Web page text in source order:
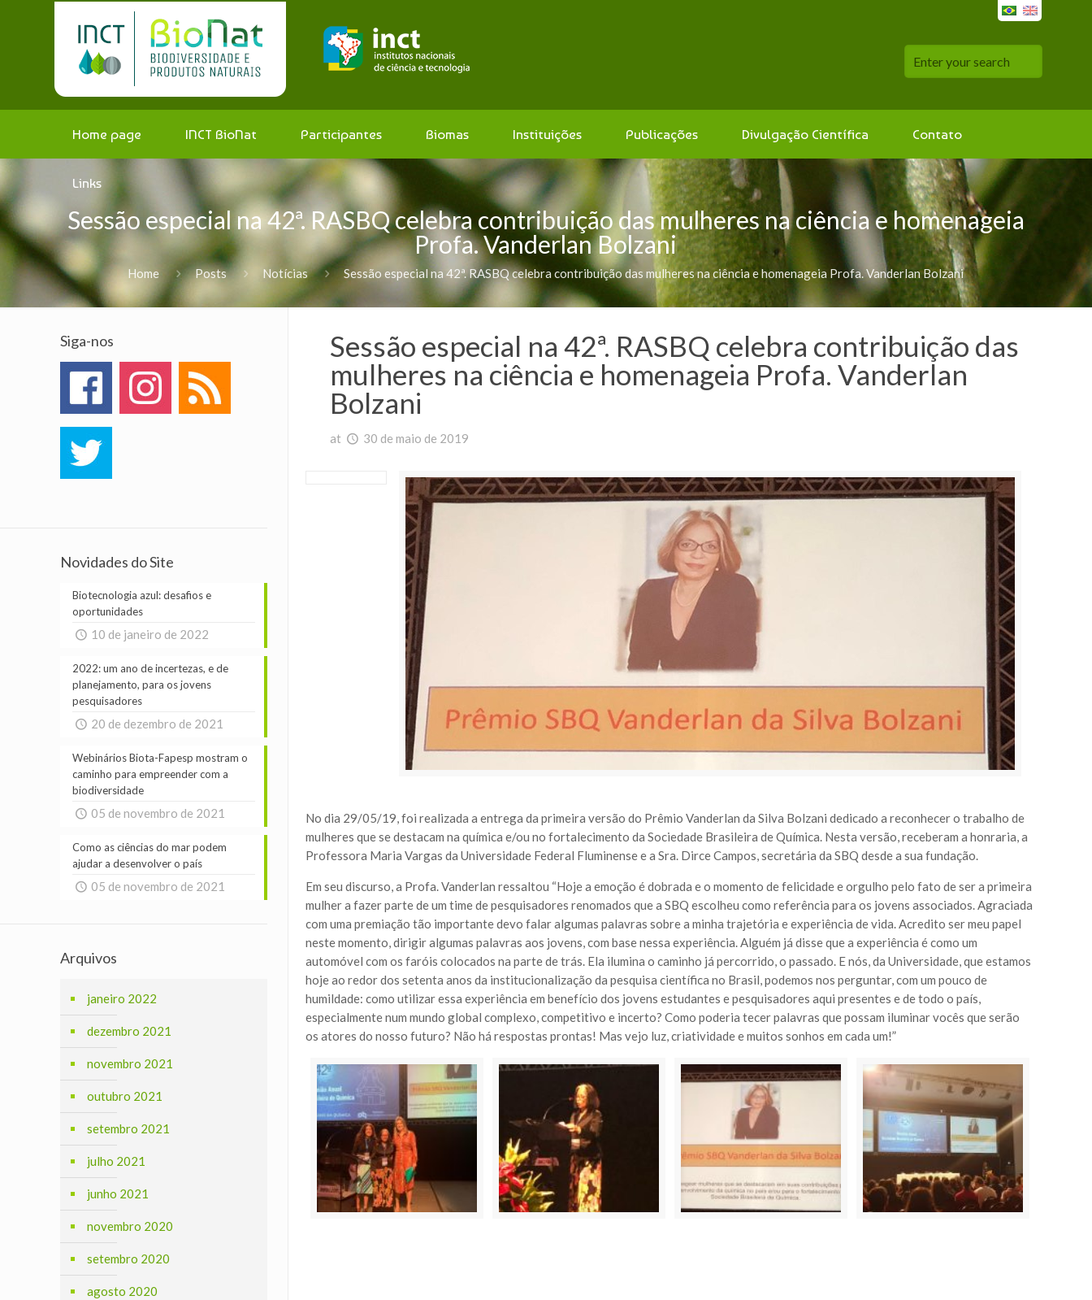
Home page INCT BioNat Participantes Biomas Instituições Publicações Divulgação Científica Contato
Links
Sessão especial na 42ª. RASBQ celebra contribuição das mulheres na ciência e homenageia
Profa. Vanderlan Bolzani
Home Posts Notícias Sessão especial na 42ª. RASBQ celebra contribuição das mulheres na ciência e homenageia Profa. Vanderlan Bolzani
Sessão especial na 42ª. RASBQ celebra contribuição das
mulheres na ciência e homenageia Profa. Vanderlan
Bolzani
at 30 de maio de 2019
No dia 29/05/19, foi realizada a entrega da primeira versão do Prêmio Vanderlan da Silva Bolzani dedicado a reconhecer o trabalho de
mulheres que se destacam na química e/ou no fortalecimento da Sociedade Brasileira de Química. Nesta versão, receberam a honraria, a
Professora Maria Vargas da Universidade Federal Fluminense e a Sra. Dirce Campos, secretária da SBQ desde a sua fundação.
Em seu discurso, a Profa. Vanderlan ressaltou “Hoje a emoção é dobrada e o momento de felicidade e orgulho pelo fato de ser a primeira
mulher a fazer parte de um time de pesquisadores renomados que a SBQ escolheu como referência para os jovens associados. Agraciada
com uma premiação tão importante devo falar algumas palavras sobre a minha trajetória e experiência de vida. Acredito ser meu papel
neste momento, dirigir algumas palavras aos jovens, com base nessa experiência. Alguém já disse que a experiência é como um
automóvel com os faróis colocados na parte de trás. Ela ilumina o caminho já percorrido, o passado. E nós, da Universidade, que estamos
hoje ao redor dos setenta anos da institucionalização da pesquisa científica no Brasil, podemos nos perguntar, com um pouco de
humildade: como utilizar essa experiência em benefício dos jovens estudantes e pesquisadores aqui presentes e de todo o país,
especialmente num mundo global complexo, competitivo e incerto? Como poderia tecer palavras que possam iluminar vocês que serão
os atores do nosso futuro? Não há respostas prontas! Mas vejo luz, criatividade e muitos sonhos em cada um!”
Siga-nos
Novidades do Site
Biotecnologia azul: desafios e
oportunidades
10 de janeiro de 2022
2022: um ano de incertezas, e de
planejamento, para os jovens
pesquisadores
20 de dezembro de 2021
Webinários Biota-Fapesp mostram o
caminho para empreender com a
biodiversidade
05 de novembro de 2021
Como as ciências do mar podem
ajudar a desenvolver o país
05 de novembro de 2021
Arquivos
janeiro 2022
dezembro 2021
novembro 2021
outubro 2021
setembro 2021
julho 2021
junho 2021
novembro 2020
setembro 2020
agosto 2020